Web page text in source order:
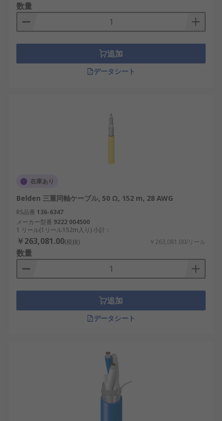
数量
追加
データシート
在庫あり
Belden 三重同軸ケーブル, 50 Ω, 152 m, 28 AWG
RS品番 136-6347
メーカー型番 9222 004500
1 リール(1リール152m入り) 小計：
￥263,081.00(税抜) ￥263,081.00/リール
数量
追加
データシート